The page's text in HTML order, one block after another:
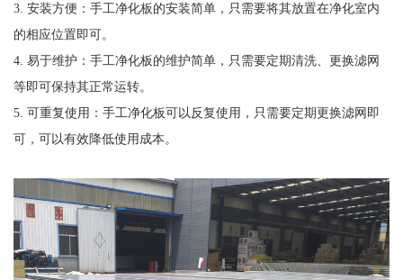
3. 安装方便：手工净化板的安装简单，只需要将其放置在净化室内
的相应位置即可。
4. 易于维护：手工净化板的维护简单，只需要定期清洗、更换滤网
等即可保持其正常运转。
5. 可重复使用：手工净化板可以反复使用，只需要定期更换滤网即
可，可以有效降低使用成本。